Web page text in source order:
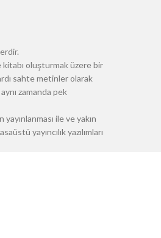
kitabı oluşturmak üzere bir
sahte metinler olarak
zamanda pek
ile ve yakın
yayıncılık yazılımları